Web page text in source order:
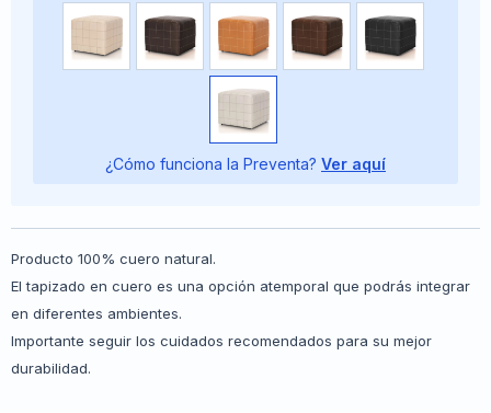
¿Cómo funciona la Preventa? Ver aquí
Producto 100% cuero natural.
El tapizado en cuero es una opción atemporal que podrás integrar
en diferentes ambientes.
Importante seguir los cuidados recomendados para su mejor
durabilidad.